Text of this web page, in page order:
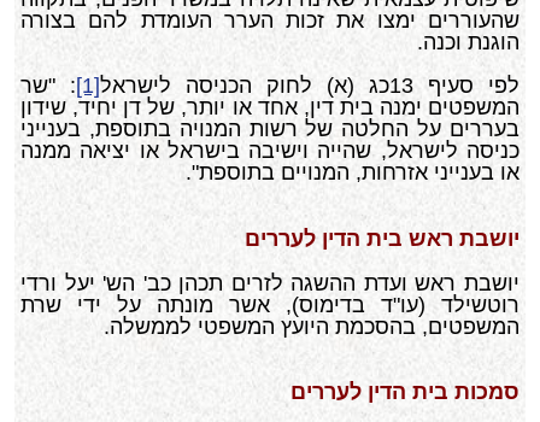
שהעוררים ימצו את זכות הערר העומדת להם בצורה
הוגנת וכנה.
לפי סעיף 13כג (א) לחוק הכניסה לישראל
[1]: "שר
המשפטים ימנה בית דין, אחד או יותר, של דן יחיד, שידון
בעררים על החלטה של רשות המנויה בתוספת, בענייני
כניסה לישראל, שהייה וישיבה בישראל או יציאה ממנה
או בענייני אזרחות, המנויים בתוספת".
יושבת ראש בית הדין לעררים
יושבת ראש ועדת ההשגה לזרים תכהן כב' הש' יעל ורדי
רוטשילד (עו"ד בדימוס), אשר מונתה על ידי שרת
המשפטים, בהסכמת היועץ המשפטי לממשלה.
סמכות בית הדין לעררים